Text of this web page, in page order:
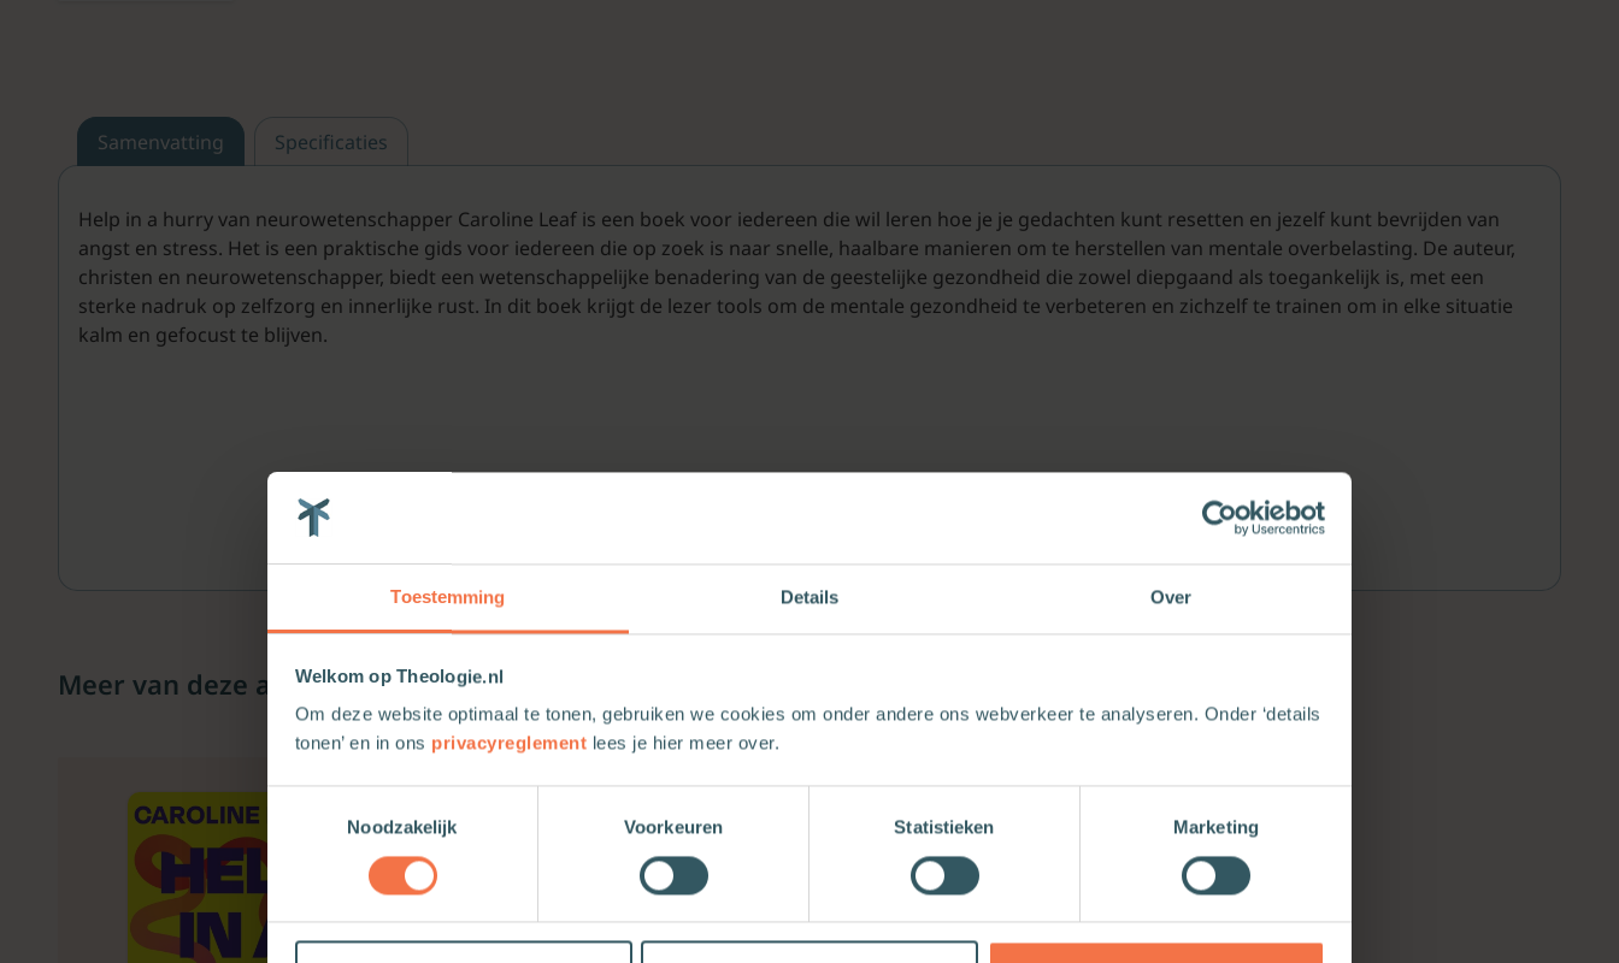
Toestemming Details Over
Welkom op Theologie.nl
Om deze website optimaal te tonen, gebruiken we cookies om onder andere ons webverkeer te analyseren. Onder ‘details
tonen’ en in ons privacyreglement lees je hier meer over.
Toestemmingsselectie
Noodzakelijk
Voorkeuren Statistieken Marketing
Samenvatting Specificaties
Help in a hurry van neurowetenschapper Caroline Leaf is een boek voor iedereen die wil leren hoe je je gedachten kunt resetten en jezelf kunt bevrijden van
angst en stress. Het is een praktische gids voor iedereen die op zoek is naar snelle, haalbare manieren om te herstellen van mentale overbelasting. De auteur,
christen en neurowetenschapper, biedt een wetenschappelijke benadering van de geestelijke gezondheid die zowel diepgaand als toegankelijk is, met een
sterke nadruk op zelfzorg en innerlijke rust. In dit boek krijgt de lezer tools om de mentale gezondheid te verbeteren en zichzelf te trainen om in elke situatie
kalm en gefocust te blijven.
Meer van deze auteur